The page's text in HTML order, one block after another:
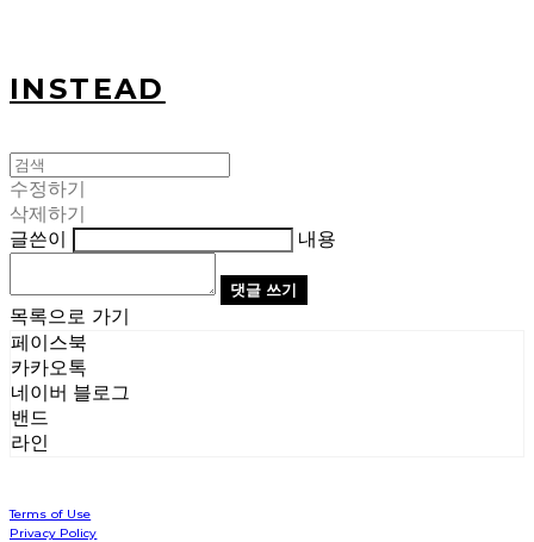
INSTEAD
수정하기
삭제하기
글쓴이
내용
댓글 쓰기
목록으로 가기
페이스북
카카오톡
네이버 블로그
밴드
라인
Terms of Use
Privacy Policy